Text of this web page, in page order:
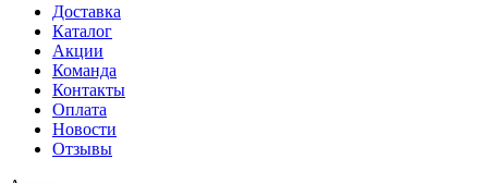
Доставка
Каталог
Акции
Команда
Контакты
Оплата
Новости
Отзывы